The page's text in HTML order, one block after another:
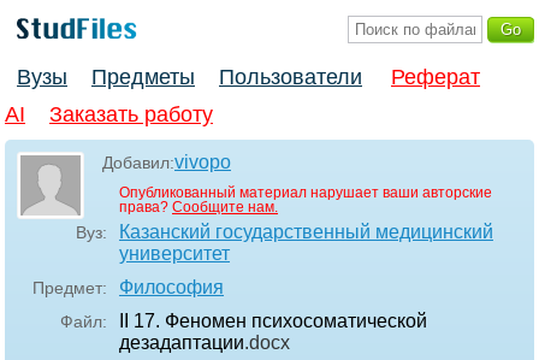
Вузы Предметы Пользователи
Реферат
AI
Заказать работу
Добавил:vivopo
Опубликованный материал нарушает ваши авторские
права? Сообщите нам.
Вуз:
Казанский государственный медицинский
университет
Предмет: Философия
Файл:
II 17. Феномен психосоматической
дезадаптации.docx